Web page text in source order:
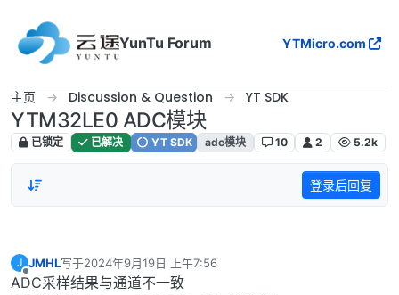
YunTu Forum
YTMicro.com
主页 Discussion & Question YT SDK
YTM32LE0 ADC模块
已锁定 已解决 YT SDK adc模块 10 2 5.2k
登录后回复
J
离线
JMHL写于2024年9月19日 上午7:56
最后由 编辑
ADC采样结果与通道不一致